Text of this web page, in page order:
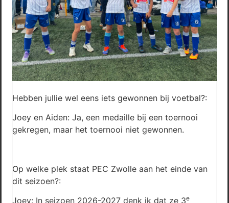
Hebben jullie wel eens iets gewonnen bij voetbal?:
Joey en Aiden: Ja, een medaille bij een toernooi
gekregen, maar het toernooi niet gewonnen.
Op welke plek staat PEC Zwolle aan het einde van
dit seizoen?:
Joey: In seizoen 2026-2027 denk ik dat ze 3e